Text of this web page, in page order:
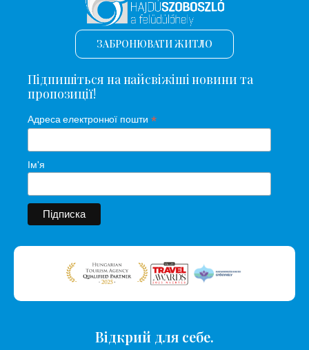
ЗАБРОНЮВАТИ ЖИТЛО
Підпишіться на найсвіжіші новини та
пропозиції!
Адреса електронної пошти *
Ім'я
Відкрий для себе.